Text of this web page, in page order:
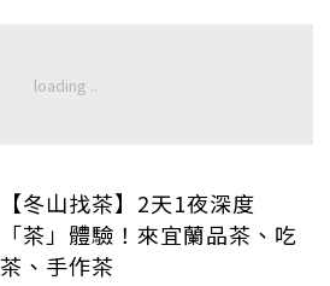
【冬山找茶】2天1夜深度
「茶」體驗！來宜蘭品茶、吃
茶、手作茶